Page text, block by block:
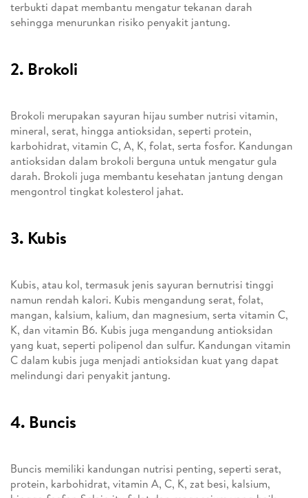
terbukti dapat membantu mengatur tekanan darah
sehingga menurunkan risiko penyakit jantung.
2. Brokoli
Brokoli merupakan sayuran hijau sumber nutrisi vitamin,
mineral, serat, hingga antioksidan, seperti protein,
karbohidrat, vitamin C, A, K, folat, serta fosfor. Kandungan
antioksidan dalam brokoli berguna untuk mengatur gula
darah. Brokoli juga membantu kesehatan jantung dengan
mengontrol tingkat kolesterol jahat.
3. Kubis
Kubis, atau kol, termasuk jenis sayuran bernutrisi tinggi
namun rendah kalori. Kubis mengandung serat, folat,
mangan, kalsium, kalium, dan magnesium, serta vitamin C,
K, dan vitamin B6. Kubis juga mengandung antioksidan
yang kuat, seperti polipenol dan sulfur. Kandungan vitamin
C dalam kubis juga menjadi antioksidan kuat yang dapat
melindungi dari penyakit jantung.
4. Buncis
Buncis memiliki kandungan nutrisi penting, seperti serat,
protein, karbohidrat, vitamin A, C, K, zat besi, kalsium,